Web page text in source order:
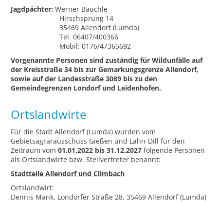
Jagdpächter: Werner Bäuchle
Hirschsprung 14
35469 Allendorf (Lumda)
Tel. 06407/400366
Mobil: 0176/47365692
Vorgenannte Personen sind zuständig für Wildunfälle auf
der Kreisstraße 34 bis zur Gemarkungsgrenze Allendorf,
sowie auf der Landesstraße 3089 bis zu den
Gemeindegrenzen Londorf und Leidenhofen.
Ortslandwirte
Für die Stadt Allendorf (Lumda) wurden vom
Gebietsagrarausschuss Gießen und Lahn-Dill für den
Zeitraum vom01.01.2022 bis 31.12.2027 folgende Personen
als Ortslandwirte bzw. Stellvertreter benannt:
Stadtteile Allendorf und Climbach
Ortslandwirt:
Dennis Mank, Londorfer Straße 28, 35469 Allendorf (Lumda)